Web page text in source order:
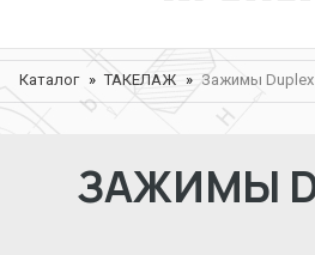
Каталог ТАКЕЛАЖ Зажимы Duplex
ЗАЖИМЫ